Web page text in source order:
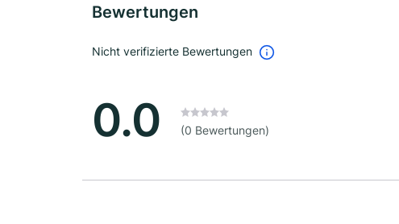
Bewertungen
Nicht verifizierte Bewertungen
0.0 (0 Bewertungen)